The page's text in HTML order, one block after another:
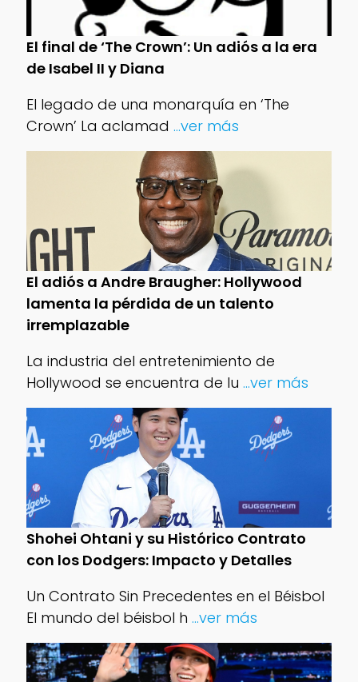
El final de ‘The Crown’: Un adiós a la era
de Isabel II y Diana
El legado de una monarquía en ‘The
Crown’ La aclamad ...ver más
El adiós a Andre Braugher: Hollywood
lamenta la pérdida de un talento
irremplazable
La industria del entretenimiento de
Hollywood se encuentra de lu ...ver más
Shohei Ohtani y su Histórico Contrato
con los Dodgers: Impacto y Detalles
Un Contrato Sin Precedentes en el Béisbol
El mundo del béisbol h ...ver más